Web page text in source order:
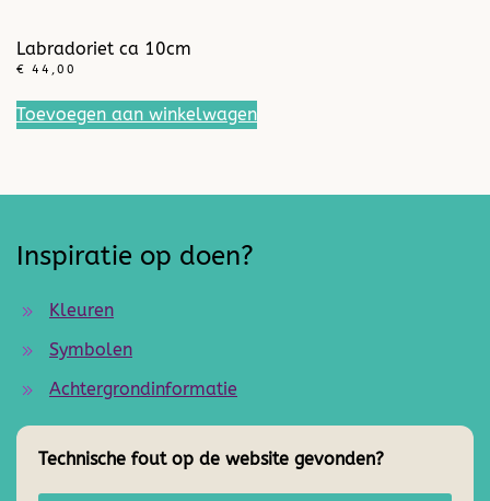
Labradoriet ca 10cm
€ 44,00
Toevoegen aan winkelwagen
Inspiratie op doen?
Kleuren
Symbolen
Achtergrondinformatie
Technische fout op de website gevonden?